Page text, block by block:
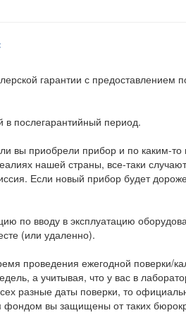
гарантии с предоставлением
в послегарантийный период.
вы приобрели прибор и по каким-
нашей страны, все-таки
Если новый прибор будет
по вводу в эксплуатацию
(или удаленно).
проведения ежегодной поверки/
а учитывая, что у вас в
разные даты поверки, то
вы защищены от таких